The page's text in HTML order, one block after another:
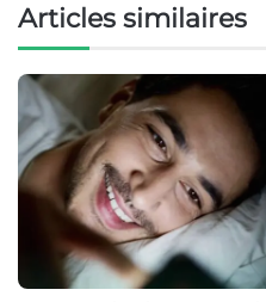
Articles similaires